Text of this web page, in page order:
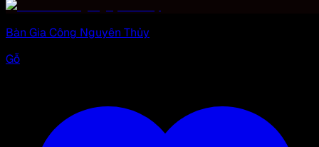
Bàn Gia Công Nguyên Thủy
Gỗ